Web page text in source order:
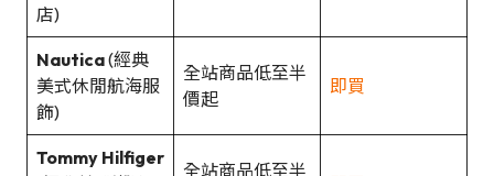
店)
Nautica(經典
美式休閒航海服
飾)
全站商品低至半
價起
即買
Tommy Hilfiger
全站商品低至半